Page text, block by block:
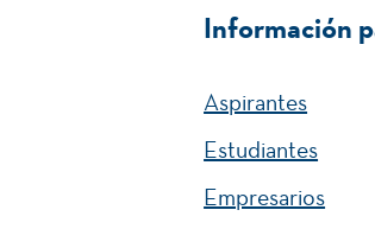
Información
Aspirantes
Estudiantes
Empresarios